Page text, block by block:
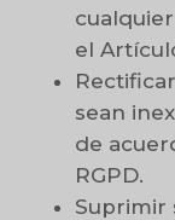
el
sean
de
RGPD.
Suprimir